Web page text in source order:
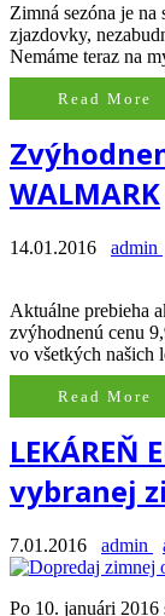
Zimná sezóna je
zjazdovky,
Nemáme teraz na
Read More
WALMARK
14.01.2016 admin
Aktuálne prebieha
zvýhodnenú cenu
vo všetkých našich
Read More
LEKÁREŇ
vybranej
7.01.2016 admin
Po 10. januári